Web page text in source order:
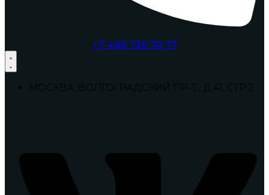
+7 495 730 70 77
МОСКВА, ВОЛГОГРАДСКИЙ ПР-Т., Д.41, СТР.2